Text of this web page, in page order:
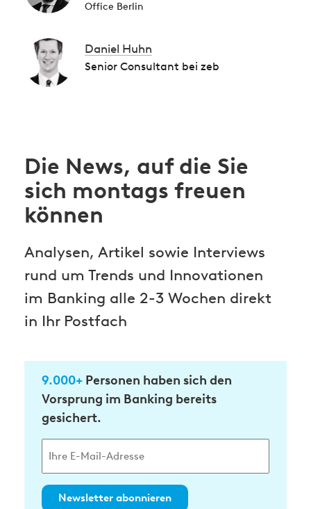
Office Berlin
Daniel Huhn
Senior Consultant bei zeb
Die News, auf die Sie
sich montags freuen
können
Analysen, Artikel sowie Interviews
rund um Trends und Innovationen
im Banking alle 2-3 Wochen direkt
in Ihr Postfach
9.000+ Personen haben sich den
Vorsprung im Banking bereits
gesichert.
Newsletter abonnieren